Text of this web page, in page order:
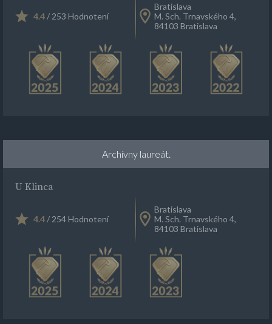
4.4/ 253 Hodnotení
Bratislava
M. Sch. Trnavského 4,
84103 Bratislava
Archívny laureát.
U Klinca
4.4/ 254 Hodnotení
Bratislava
M. Sch. Trnavského 4,
84103 Bratislava